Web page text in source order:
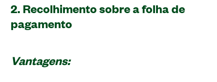
2. Recolhimento sobre a folha de
pagamento
Vantagens: